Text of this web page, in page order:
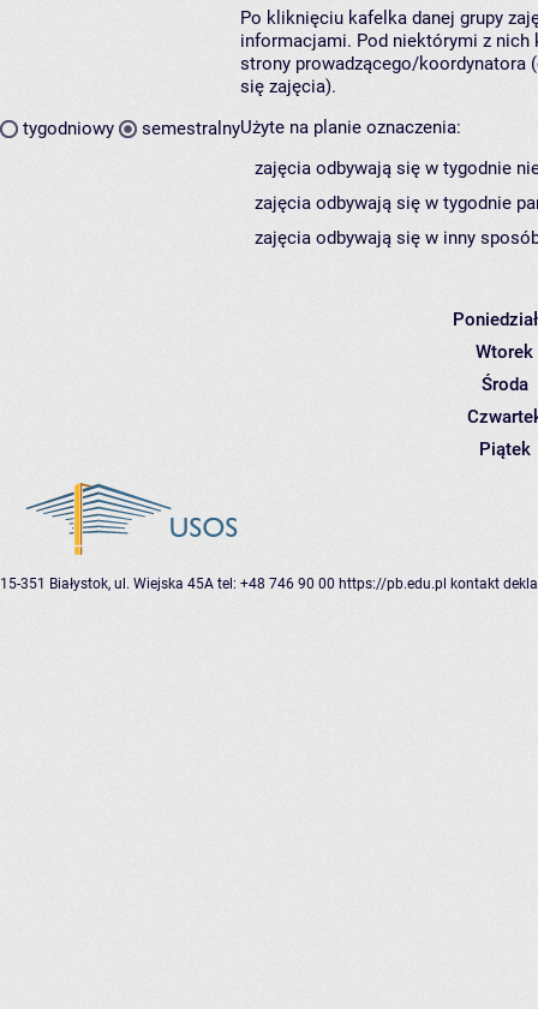
tygodniowy semestralny
Po kliknięciu kafelka danej grupy
informacjami. Pod niektórymi z nich
strony prowadzącego/koordynatora
się zajęcia).
Użyte na planie oznaczenia:
zajęcia odbywają się w tygodnie
zajęcia odbywają się w tygodnie
zajęcia odbywają się w inny
Wtorek
Środa
Piątek
15-351 Białystok, ul. Wiejska 45A tel: +48 746 90 00 https://pb.edu.pl kontakt